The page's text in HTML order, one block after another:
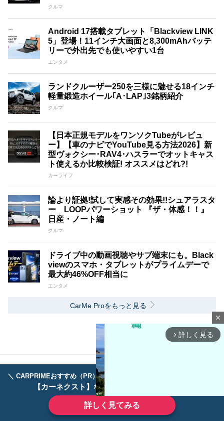
＼ CARPRIMEおすすめ（PR） ／
【カーネクスト】ならどんなクルマも高価買取
詳しく見てみる
クルマ
Android 17搭載タブレット「Blackview LINK
5」登場！11インチ大画面と8,300mAhバッテ
リーで外出先でも使いやすい1台
エンタメ
ランドクルーザー250を三様に魅せる18インチ
軽量鍛造ホイール｢A･LAP｣3銘柄紹介
クルマ
【日本正規モデルをワンソクTubeがレビュ
ー】【車のナビでYouTube見る方法2026】新
型ヴォクシー･RAV4･ハスラーでオットキャス
ト使えるか比較検証! オススメはどれ?!
カーライフ
論より証拠!試して実感その効果!!シュアラスタ
ー LOOPパワーショット 『ザ・体感！！』
日産・ノート編
クルマ
ドライブ中の動画視聴やサブ端末にも。Black
viewのスマホ・タブレットがプライムデーで
最大約46%OFF相当に
エンタメ
CarMe Proをもっと見る
close
arrow_forward_ios 詳しく見る